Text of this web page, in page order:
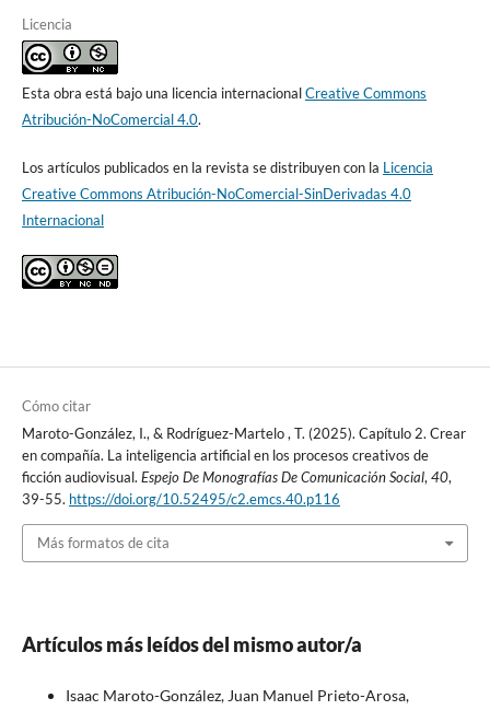
Licencia
Esta obra está bajo una licencia internacionalCreative Commons
Atribución-NoComercial 4.0.
Los artículos publicados en la revista se distribuyen con la Licencia
Creative Commons Atribución-NoComercial-SinDerivadas 4.0
Internacional
Cómo citar
Maroto-González, I., & Rodríguez-Martelo , T. (2025). Capítulo 2. Crear
en compañía. La inteligencia artificial en los procesos creativos de
ficción audiovisual. Espejo De Monografías De Comunicación Social, 40,
39-55. https://doi.org/10.52495/c2.emcs.40.p116
Más formatos de cita
Artículos más leídos del mismo autor/a
Isaac Maroto-González, Juan Manuel Prieto-Arosa,